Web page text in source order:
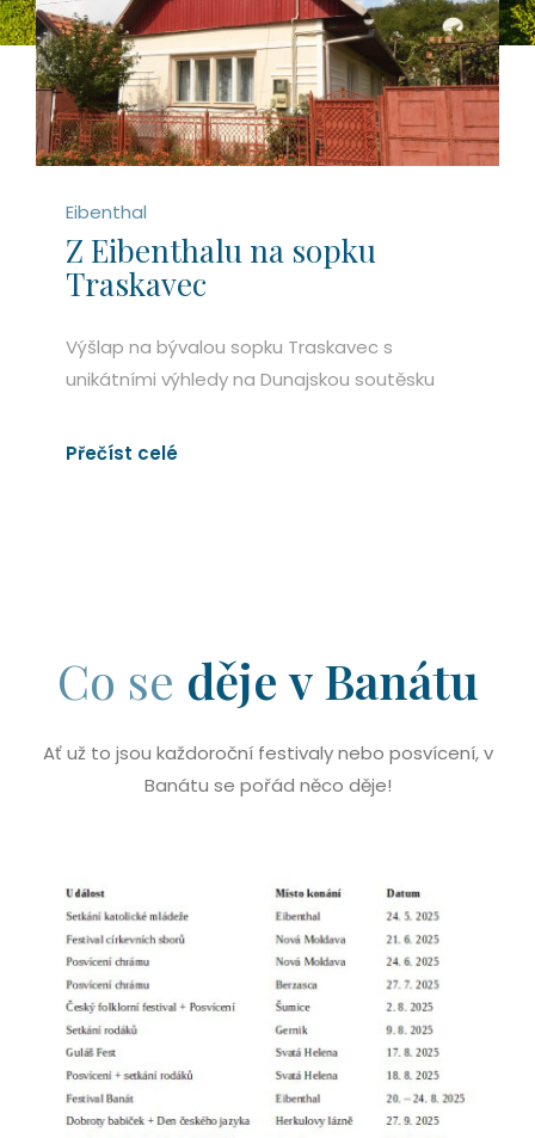
Eibenthal
Z Eibenthalu na sopku
Traskavec
Výšlap na bývalou sopku Traskavec s
unikátními výhledy na Dunajskou soutěsku
Přečíst celé
Co se děje v Banátu
Ať už to jsou každoroční festivaly nebo posvícení, v
Banátu se pořád něco děje!